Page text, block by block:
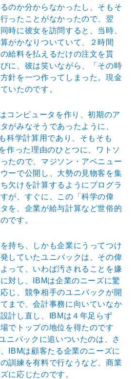
のか分からなかったし、そもそ
ったことがなかったので、翌
時に彼女を訪問すると、当時、
がかなりついていて、２時間
給料を払えるだけの注文を貰
に、彼は笑いながら、「その時
針を一つ作ってしまった。現金
いたのです。
コンピュータを作り、初期のア
がみなそうであったように、
科学計算用であり、そもそも
作った理由のひとつに、ワトソ
たので、マジソン・アベニュー
ーで公開し、大勢の見物客を集
欠けを計算するようにプログラ
が、すぐに、この「科学の偉
を、企業が給与計算など世俗的
です。
持ち、しかも企業にうってつけ
していたユニバックは、その偉
って、いわば汚されることを嫌
対し、IBMは企業のニーズに驚
じ、競争相手のユニバックが開
まで、会計事務に向いていなか
計し直し、IBMは４年足らず
でトップの地位を得たのです
ニバックに追いついたのは、さ
IBMは顧客たる企業のニーズに
訓練を有料で行なうなど、商業
に応じたのです。